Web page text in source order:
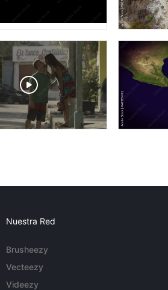
Nuestra Red
Brusheezy
Vecteezy
Videezy